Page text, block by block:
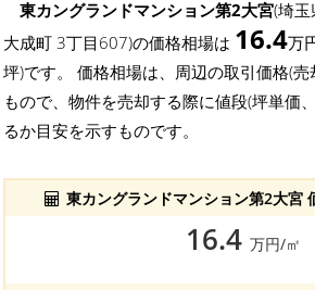
東カングランドマンション第2大宮(埼
大成町 3丁目607)の価格相場は 16.4万
坪)です。 価格相場は、周辺の取引価格(
もので、物件を売却する際に値段(坪単価
るか目安を示すものです。
東カングランドマンション第2大宮
16.4 万円/㎡